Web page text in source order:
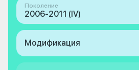
Поколение
2006-2011 (IV)
Модификация